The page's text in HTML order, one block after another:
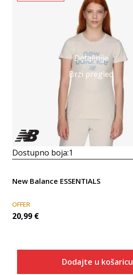
Detaljnije
Brzi pregled
Dostupno boja:1
New Balance ESSENTIALS
OFFER
20,99 €
Dodajte u košaricu